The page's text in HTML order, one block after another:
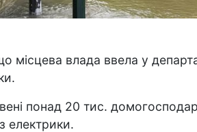
місцева влада ввела у
понад 20 тис.
електрики.